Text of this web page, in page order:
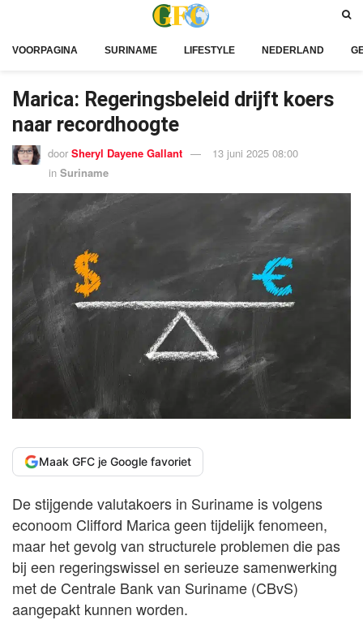
VOORPAGINA SURINAME LIFESTYLE NEDERLAND
Marica: Regeringsbeleid drijft koers
naar recordhoogte
door Sheryl Dayene Gallant
13 juni 2025 08:00
in Suriname
Maak GFC je Google favoriet
De stijgende valutakoers in Suriname is volgens
econoom Clifford Marica geen tijdelijk fenomeen,
maar het gevolg van structurele problemen die pas
bij een regeringswissel en serieuze samenwerking
met de Centrale Bank van Suriname (CBvS)
aangepakt kunnen worden.